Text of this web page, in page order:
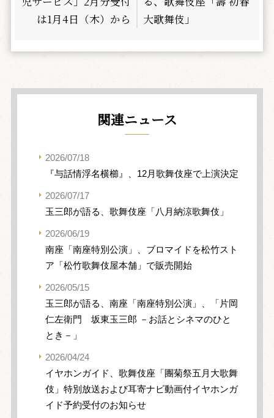
は1月4日（木）から
大歌舞伎」
関連ニュース
2026/07/18
『与話情浮名横櫛』、12月歌舞伎座で上演決定
2026/07/17
玉三郎が語る、歌舞伎座「八月納涼歌舞伎」
2026/06/19
南座「南座特別公演」、ブロマイドを松竹スト
ア「松竹歌舞伎屋本舗」で販売開始
2026/05/15
玉三郎が語る、南座「南座特別公演」、「片岡
仁左衛門 坂東玉三郎 －お話とシネマのひと
とき－」
2026/04/24
イヤホンガイド、歌舞伎座「團菊祭五月大歌舞
伎」特別放送および耳寄ナビ動画付イヤホンガ
イド予約受付のお知らせ